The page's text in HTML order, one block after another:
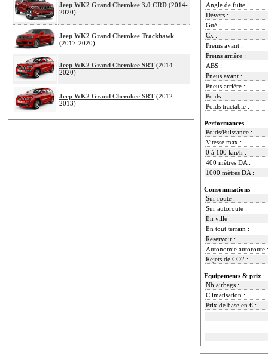
Jeep WK2 Grand Cherokee 3.0 CRD (2014-
2020)
Jeep WK2 Grand Cherokee Trackhawk
(2017-2020)
Jeep WK2 Grand Cherokee SRT(2014-
2020)
Jeep WK2 Grand Cherokee SRT(2012-
2013)
Angle de fuite :
Dévers :
Gué :
Cx :
Freins avant :
Freins arrière :
ABS :
Pneus avant :
Pneus arrière :
Poids :
Poids tractable :
Performances
Poids/Puissance :
Vitesse max :
0 à 100 km/h :
400 mètres DA :
1000 mètres DA :
Consommations
Sur route :
Sur autoroute :
En ville :
En tout terrain :
Reservoir :
Autonomie autoroute :
Rejets de CO2 :
Equipements & prix
Nb airbags :
Climatisation :
Prix de base en € :